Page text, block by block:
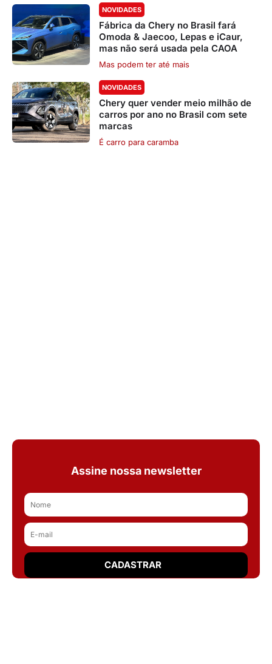
NOVIDADES
Fábrica da Chery no Brasil fará
Omoda & Jaecoo, Lepas e iCaur,
mas não será usada pela CAOA
Mas podem ter até mais
NOVIDADES
Chery quer vender meio milhão de
carros por ano no Brasil com sete
marcas
É carro para caramba
Assine nossa newsletter